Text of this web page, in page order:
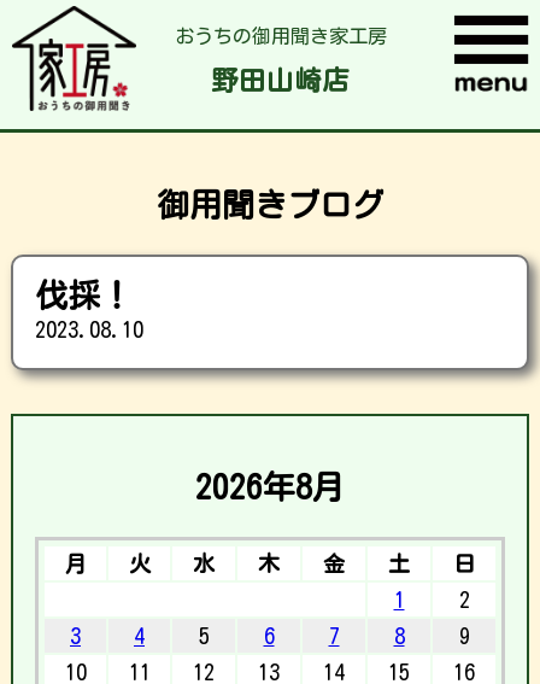
おうちの御用聞き家工房
野田山崎店
御用聞きブログ
伐採！
2023.08.10
2026年8月
月 火 水 木 金 土
日
1
2
3
4 5 6 7 8
9
10
11 12 13 14 15
16